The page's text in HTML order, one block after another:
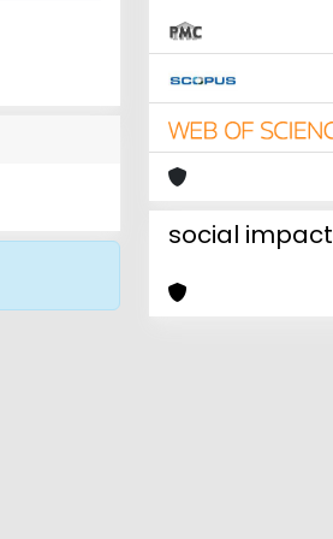
social impact